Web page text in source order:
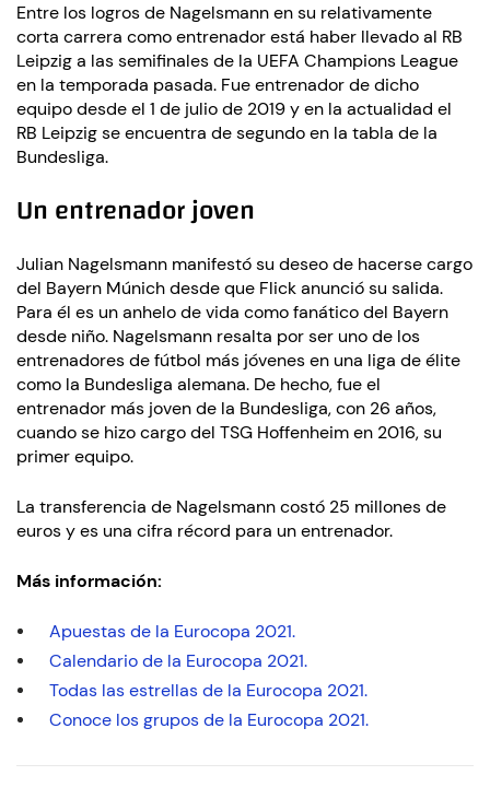
Entre los logros de Nagelsmann en su relativamente
corta carrera como entrenador está haber llevado al RB
Leipzig a las semifinales de la UEFA Champions League
en la temporada pasada. Fue entrenador de dicho
equipo desde el 1 de julio de 2019 y en la actualidad el
RB Leipzig se encuentra de segundo en la tabla de la
Bundesliga.
Un entrenador joven
Julian Nagelsmann manifestó su deseo de hacerse cargo
del Bayern Múnich desde que Flick anunció su salida.
Para él es un anhelo de vida como fanático del Bayern
desde niño. Nagelsmann resalta por ser uno de los
entrenadores de fútbol más jóvenes en una liga de élite
como la Bundesliga alemana. De hecho, fue el
entrenador más joven de la Bundesliga, con 26 años,
cuando se hizo cargo del TSG Hoffenheim en 2016, su
primer equipo.
La transferencia de Nagelsmann costó 25 millones de
euros y es una cifra récord para un entrenador.
Más información:
Apuestas de la Eurocopa 2021.
Calendario de la Eurocopa 2021.
Todas las estrellas de la Eurocopa 2021.
Conoce los grupos de la Eurocopa 2021.